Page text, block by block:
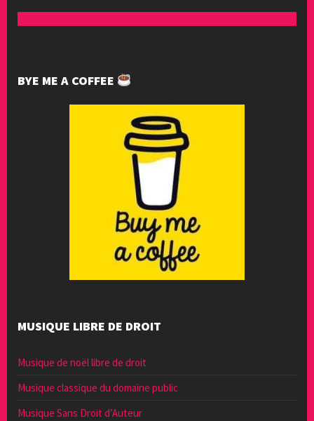
BYE ME A COFFEE
MUSIQUE LIBRE DE DROIT
Musique de noël libre de droit
Musique classique du domaine public
Musique Sans Droit d’Auteur